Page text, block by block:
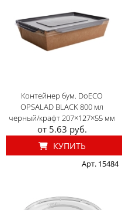
Контейнер бум. DoECO
OPSALAD BLACK 800 мл
черный/крафт 207×127×55 мм
от 5.63 руб.
КУПИТЬ
Арт. 15484